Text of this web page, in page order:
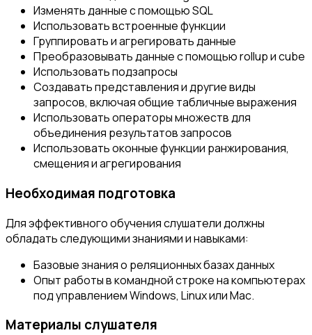
Изменять данные с помощью SQL
Использовать встроенные функции
Группировать и агрегировать данные
Преобразовывать данные с помощью rollup и cube
Использовать подзапросы
Создавать представления и другие виды
запросов, включая общие табличные выражения
Использовать операторы множеств для
объединения результатов запросов
Использовать оконные функции ранжирования,
смещения и агрегирования
Необходимая подготовка
Для эффективного обучения слушатели должны
обладать следующими знаниями и навыками:
Базовые знания о реляционных базах данных
Опыт работы в командной строке на компьютерах
под управлением Windows, Linux или Mac.
Материалы слушателя